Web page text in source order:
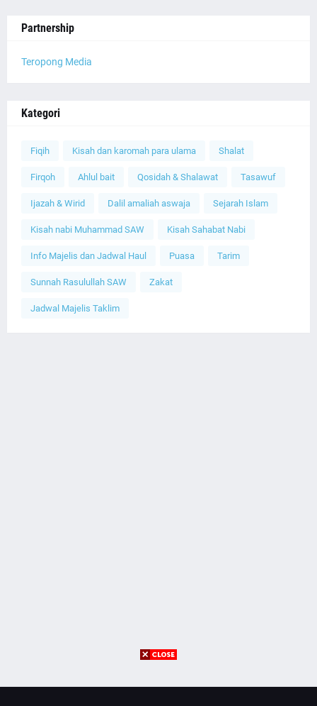
Partnership
Teropong Media
Kategori
Fiqih Kisah dan karomah para ulama Shalat
Firqoh Ahlul bait Qosidah & Shalawat Tasawuf
Ijazah & Wirid Dalil amaliah aswaja Sejarah Islam
Kisah nabi Muhammad SAW Kisah Sahabat Nabi
Info Majelis dan Jadwal Haul Puasa Tarim
Sunnah Rasulullah SAW Zakat
Jadwal Majelis Taklim